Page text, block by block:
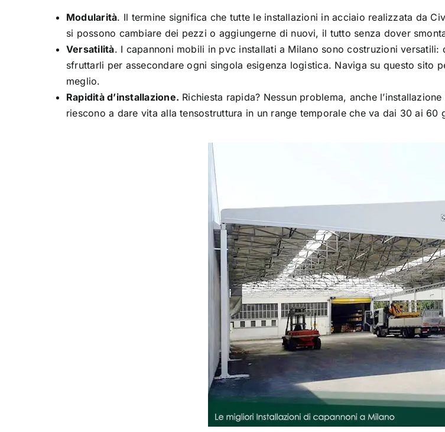
Modularità. Il termine significa che tutte le installazioni in acciaio realizzata da
si possono cambiare dei pezzi o aggiungerne di nuovi, il tutto senza dover
Versatilità. I capannoni mobili in pvc installati a Milano sono costruzioni
sfruttarli per assecondare ogni singola esigenza logistica. Naviga su questo sito
meglio.
Rapidità d’installazione. Richiesta rapida? Nessun problema, anche
riescono a dare vita alla tensostruttura in un range temporale che va dai 30 ai